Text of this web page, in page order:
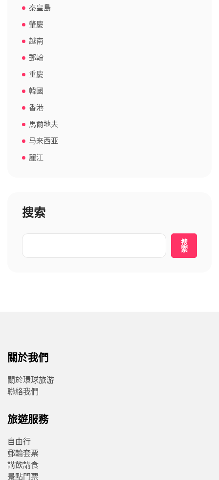
秦皇島
肇慶
越南
郵輪
重慶
韓國
香港
馬爾地夫
马来西亚
麗江
搜索
搜
索
關於我們
關於環球旅游
聯絡我們
旅遊服務
自由行
郵輪套票
講飲講食
景點門票